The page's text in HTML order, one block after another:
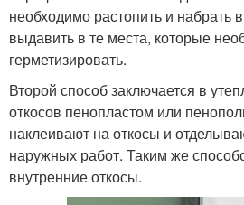
необходимо растопить и набрать
выдавить в те места, которые
герметизировать.
Второй способ заключается в
откосов пенопластом или
наклеивают на откосы и
наружных работ. Таким же
внутренние откосы.